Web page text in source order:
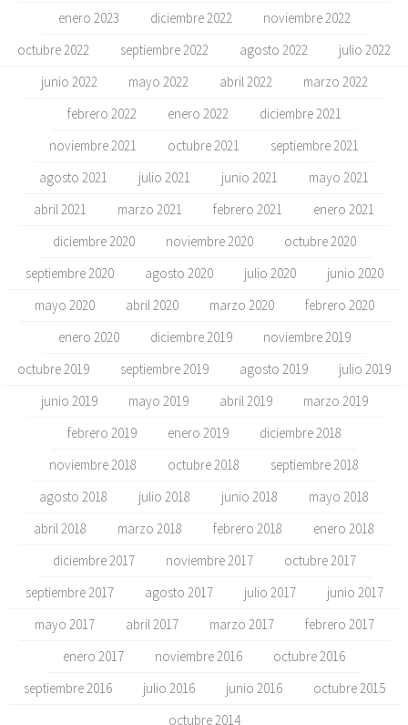
enero 2023
diciembre 2022
noviembre 2022
octubre 2022
septiembre 2022 agosto 2022
julio 2022
junio 2022
mayo 2022 abril 2022
marzo 2022
febrero 2022
enero 2022
diciembre 2021
noviembre 2021
octubre 2021
septiembre 2021
agosto 2021
julio 2021 junio 2021
mayo 2021
abril 2021
marzo 2021 febrero 2021
enero 2021
diciembre 2020
noviembre 2020
octubre 2020
septiembre 2020
agosto 2020 julio 2020
junio 2020
mayo 2020
abril 2020 marzo 2020
febrero 2020
enero 2020
diciembre 2019
noviembre 2019
octubre 2019
septiembre 2019 agosto 2019
julio 2019
junio 2019
mayo 2019 abril 2019
marzo 2019
febrero 2019
enero 2019
diciembre 2018
noviembre 2018
octubre 2018
septiembre 2018
agosto 2018
julio 2018 junio 2018
mayo 2018
abril 2018
marzo 2018 febrero 2018
enero 2018
diciembre 2017
noviembre 2017
octubre 2017
septiembre 2017
agosto 2017 julio 2017
junio 2017
mayo 2017
abril 2017 marzo 2017
febrero 2017
enero 2017
noviembre 2016
octubre 2016
septiembre 2016
julio 2016 junio 2016
octubre 2015
octubre 2014